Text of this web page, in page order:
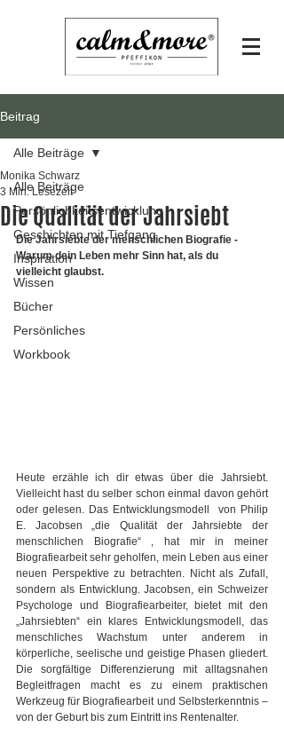
Beitrag
Alle Beiträge
Persönlichkeitsentwicklung
Geschichten mit Tiefgang
Inspiration
Wissen
Bücher
Persönliches
Workbook
Alle Beiträge
Die Qualität der Jahrsiebt
Monika Schwarz
3 Min. Lesezeit
Die Jahrsiebte der menschlichen Biografie -
Warum dein Leben mehr Sinn hat, als du
vielleicht glaubst.
Heute erzähle ich dir etwas über die Jahrsiebt.
Vielleicht hast du selber schon einmal davon gehört
oder gelesen. Das Entwicklungsmodell  von Philip
E. Jacobsen „die Qualität der Jahrsiebte der
menschlichen Biografie“ , hat mir in meiner
Biografiearbeit sehr geholfen, mein Leben aus einer
neuen Perspektive zu betrachten. Nicht als Zufall,
sondern als Entwicklung. Jacobsen, ein Schweizer
Psychologe und Biografiearbeiter, bietet mit den
„Jahrsiebten“ ein klares Entwicklungsmodell, das
menschliches Wachstum unter anderem in
körperliche, seelische und geistige Phasen gliedert.
Die sorgfältige Differenzierung mit alltagsnahen
Begleitfragen macht es zu einem praktischen
Werkzeug für Biografiearbeit und Selbsterkenntnis –
von der Geburt bis zum Eintritt ins Rentenalter.